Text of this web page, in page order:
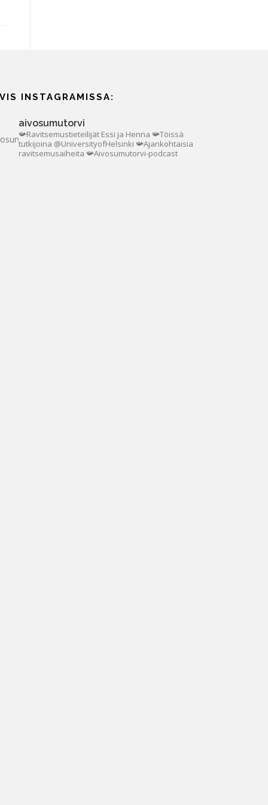
INSTAGRAMISSA:
aivosumutorvi
📯Ravitsemustieteilijät Essi ja Henna 📯Töissä
tutkijoina @UniversityofHelsinki 📯Ajankohtaisia
ravitsemusaiheita 📯Aivosumutorvi-podcast